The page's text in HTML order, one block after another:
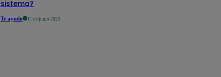
sistema?
Te ayudo 11 de junio 2025